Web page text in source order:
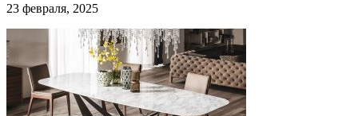
23 февраля, 2025